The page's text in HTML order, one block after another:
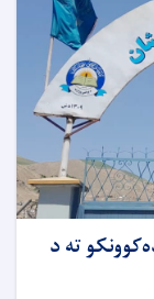
ته د